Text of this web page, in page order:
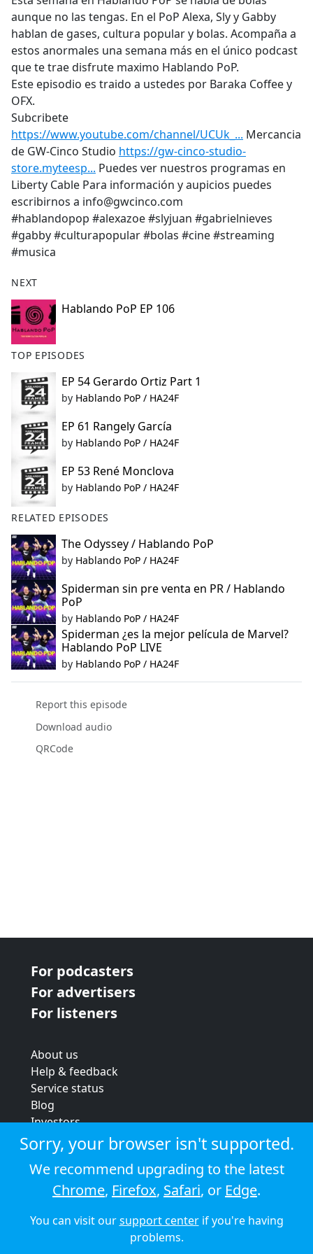
b
o
o
k
aunque no las tengas. En el PoP Alexa, Sly y Gabby
hablan de gases, cultura popular y bolas. Acompaña a
estos anormales una semana más en el único podcast
que te trae disfrute maximo Hablando PoP.
Este episodio es traido a ustedes por Baraka Coffee y
OFX.
Subcribete
https://www.youtube.com/channel/UCUk_... Mercancia
de GW-Cinco Studio https://gw-cinco-studio-
store.myteesp... Puedes ver nuestros programas en
Liberty Cable Para información y aupicios puedes
escribirnos a info@gwcinco.com
#hablandopop #alexazoe #slyjuan #gabrielnieves
#gabby #culturapopular #bolas #cine #streaming
#musica
NEXT
Hablando PoP EP 106
TOP EPISODES
EP 54 Gerardo Ortiz Part 1
by Hablando PoP / HA24F
EP 61 Rangely García
by Hablando PoP / HA24F
EP 53 René Monclova
by Hablando PoP / HA24F
RELATED EPISODES
The Odyssey / Hablando PoP
by Hablando PoP / HA24F
Spiderman sin pre venta en PR / Hablando
PoP
by Hablando PoP / HA24F
Spiderman ¿es la mejor película de Marvel?
Hablando PoP LIVE
by Hablando PoP / HA24F
Report this episode
Download audio
QRCode
For podcasters
For advertisers
For listeners
About us
Help & feedback
Service status
Blog
Investors
Strategic review
Terms & conditions
Privacy policy
Cookie policy
© 2026 Audioboom
Sorry, your browser isn't supported.
We recommend upgrading to the latest
Chrome, Firefox, Safari, or Edge.
You can visit oursupport centerif you're having
problems.